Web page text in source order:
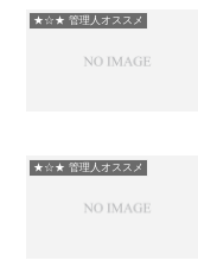
★☆★ 管理人オススメ
★☆★ 管理人オススメ